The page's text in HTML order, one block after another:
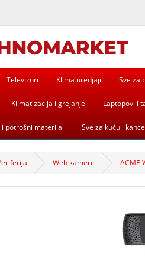
Televizori Klima uredjaji Sve za
Klimatizacija i grejanje Laptopovi i
i potrošni materijal Sve za kuću i
Web kamere ACME